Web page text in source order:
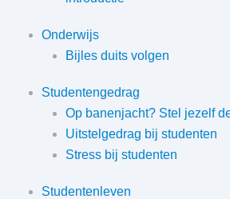
Onderwijs
Bijles duits volgen
Studentengedrag
Op banenjacht? Stel jezelf
Uitstelgedrag bij studenten
Stress bij studenten
Studentenleven